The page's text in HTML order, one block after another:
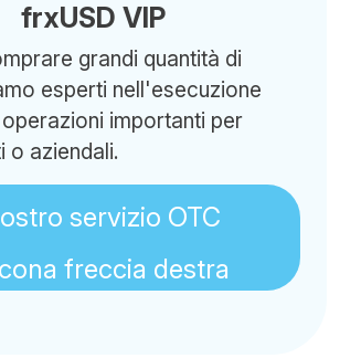
frxUSD VIP
grandi quantità di
esperti nell'esecuzione
importanti per
o aziendali.
servizio OTC